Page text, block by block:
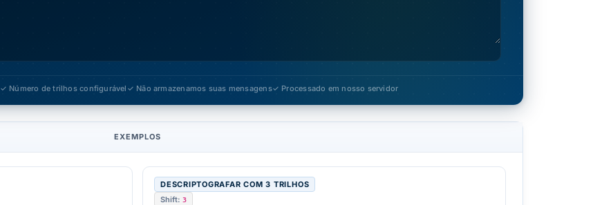
✓ Número de trilhos configurável ✓ Não armazenamos suas mensagens✓ Processado em nosso servidor
EXEMPLOS
DESCRIPTOGRAFAR COM 3 TRILHOS
Shift: 3